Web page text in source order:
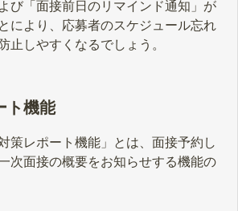
び「面接前日のリマインド通知」が
により、応募者のスケジュール忘れ
止しやすくなるでしょう。
ト機能
策レポート機能」とは、面接予約し
次面接の概要をお知らせする機能の